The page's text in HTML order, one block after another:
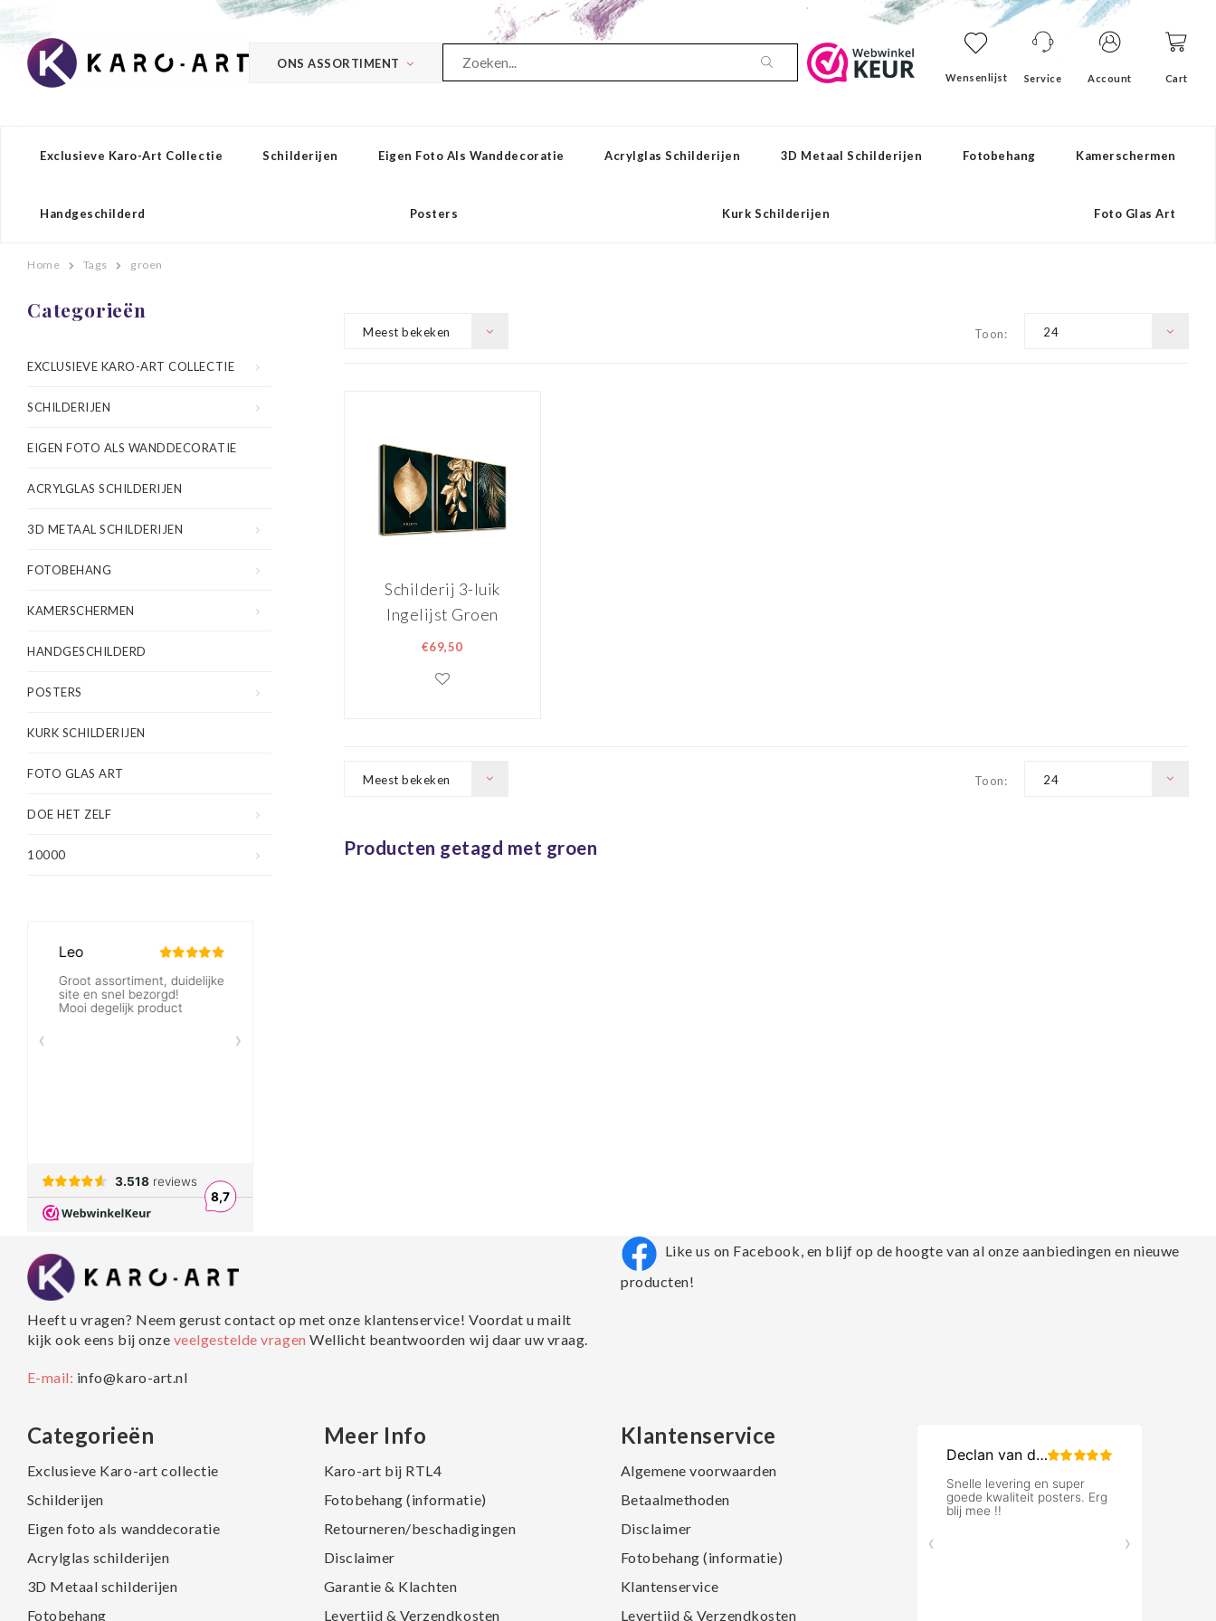
ONS ASSORTIMENT
Wensenlijst Service Account Cart
Exclusieve Karo-Art Collectie Schilderijen Eigen Foto Als Wanddecoratie Acrylglas Schilderijen 3D Metaal Schilderijen Fotobehang Kamerschermen
Handgeschilderd Posters Kurk Schilderijen Foto Glas Art
Home Tags groen
Categorieën
EXCLUSIEVE KARO-ART COLLECTIE
SCHILDERIJEN
EIGEN FOTO ALS WANDDECORATIE
ACRYLGLAS SCHILDERIJEN
3D METAAL SCHILDERIJEN
FOTOBEHANG
KAMERSCHERMEN
HANDGESCHILDERD
POSTERS
KURK SCHILDERIJEN
FOTO GLAS ART
DOE HET ZELF
10000
Meest bekeken Toon: 24
Schilderij 3-luik
Ingelijst Groen
Goud 120 x 80 cm
€69,50
Meest bekeken Toon: 24
Producten getagd met groen
Heeft u vragen? Neem gerust contact op met onze klantenservice! Voordat u mailt
kijk ook eens bij onze veelgestelde vragenWellicht beantwoorden wij daar uw vraag.
E-mail: info@karo-art.nl
Like us on Facebook, en blijf op de hoogte van al onze aanbiedingen en nieuwe
producten!
Categorieën
Exclusieve Karo-art collectie
Schilderijen
Eigen foto als wanddecoratie
Acrylglas schilderijen
3D Metaal schilderijen
Fotobehang
Meer Info
Karo-art bij RTL4
Fotobehang (informatie)
Retourneren/beschadigingen
Disclaimer
Garantie & Klachten
Levertijd & Verzendkosten
Klantenservice
Algemene voorwaarden
Betaalmethoden
Disclaimer
Fotobehang (informatie)
Klantenservice
Levertijd & Verzendkosten